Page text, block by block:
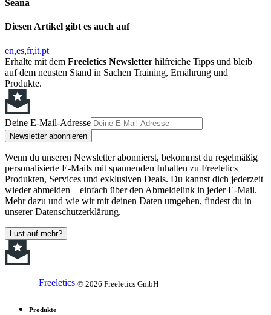
Seana
Diesen Artikel gibt es auch auf
en es fr it pt
Erhalte mit dem Freeletics Newsletter hilfreiche Tipps und bleib
auf dem neusten Stand in Sachen Training, Ernährung und
Produkte.
Deine E-Mail-Adresse
Newsletter abonnieren
Wenn du unseren Newsletter abonnierst, bekommst du regelmäßig
personalisierte E-Mails mit spannenden Inhalten zu Freeletics
Produkten, Services und exklusiven Deals. Du kannst dich jederzeit
wieder abmelden – einfach über den Abmeldelink in jeder E-Mail.
Mehr dazu und wie wir mit deinen Daten umgehen, findest du in
unserer Datenschutzerklärung.
Lust auf mehr?
Freeletics © 2026 Freeletics GmbH
Produkte